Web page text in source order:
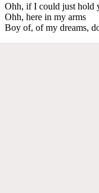
Ohh, if I could just hold
Ohh, here in my arms
Boy of, of my dreams,